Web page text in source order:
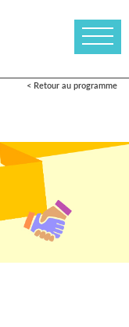
< Retour au programme